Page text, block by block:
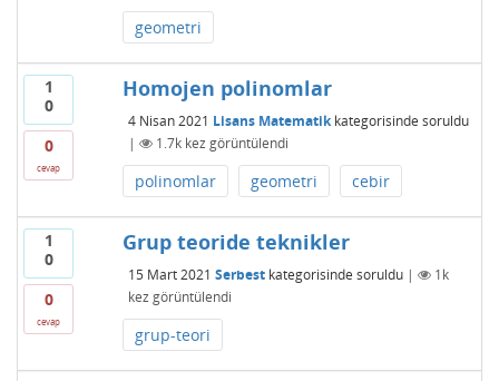
geometri
1
0
0
cevap
Homojen polinomlar
4 Nisan 2021 Lisans Matematikkategorisinde soruldu
|
1.7kkez görüntülendi
polinomlar geometri cebir
1
0
0
cevap
Grup teoride teknikler
15 Mart 2021 Serbestkategorisinde soruldu |
1k
kez görüntülendi
grup-teori